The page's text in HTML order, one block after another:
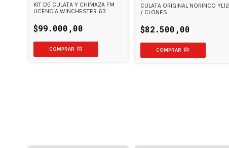
KIT DE CULATA Y CHIMAZA FM
LICENCIA WINCHESTER 63
$99.000,00
CULATA ORIGINAL NORINCO YL12
/ CLONES
$82.500,00